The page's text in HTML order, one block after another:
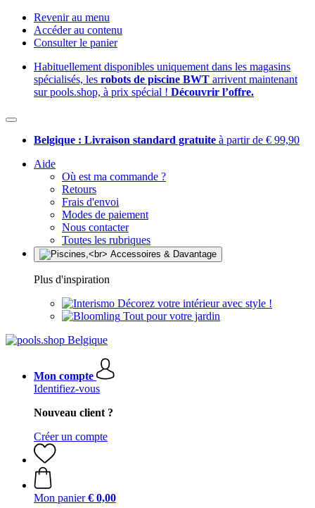
Revenir au menu
Accéder au contenu
Consulter le panier
Habituellement disponibles uniquement dans les magasins
spécialisés, les robots de piscine BWT arrivent maintenant
sur pools.shop, à prix spécial ! Découvrir l’offre.
Belgique : Livraison standard gratuite à partir de € 99,90
Aide
Où est ma commande ?
Retours
Frais d'envoi
Modes de paiement
Nous contacter
Toutes les rubriques
Plus d'inspiration
Décorez votre intérieur avec style !
Tout pour votre jardin
Mon compte
Identifiez-vous
Nouveau client ?
Créer un compte
Mon panier € 0,00